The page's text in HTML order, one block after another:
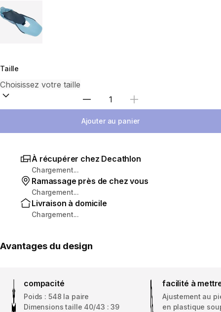
Choose a variant
Taille
Sélectionnez la quantité
Ajouter au panier
À récupérer chez Decathlon
Chargement...
Ramassage près de chez vous
Chargement...
Livraison à domicile
Chargement...
Avantages du design
compacité
Poids : 548 la paire
Dimensions taille 40/43 : 39
facilité à
Ajustement au
en plastique